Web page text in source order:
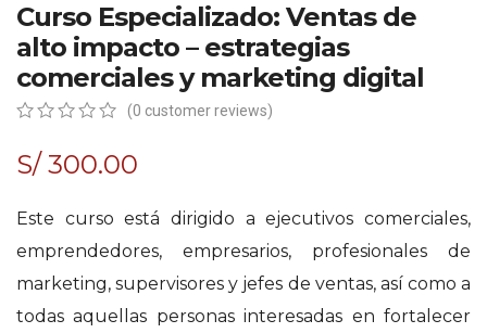
Curso Especializado: Ventas de
alto impacto – estrategias
comerciales y marketing digital
out
of
on
ratings
(0 customer reviews)
S/ 300.00
Este curso está dirigido a ejecutivos comerciales,
emprendedores, empresarios, profesionales de
marketing, supervisores y jefes de ventas, así como a
todas aquellas personas interesadas en fortalecer